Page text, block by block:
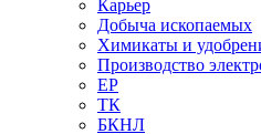
Карьер
Добыча ископаемых
Химикаты и
Производство
EP
ТК
БКНЛ